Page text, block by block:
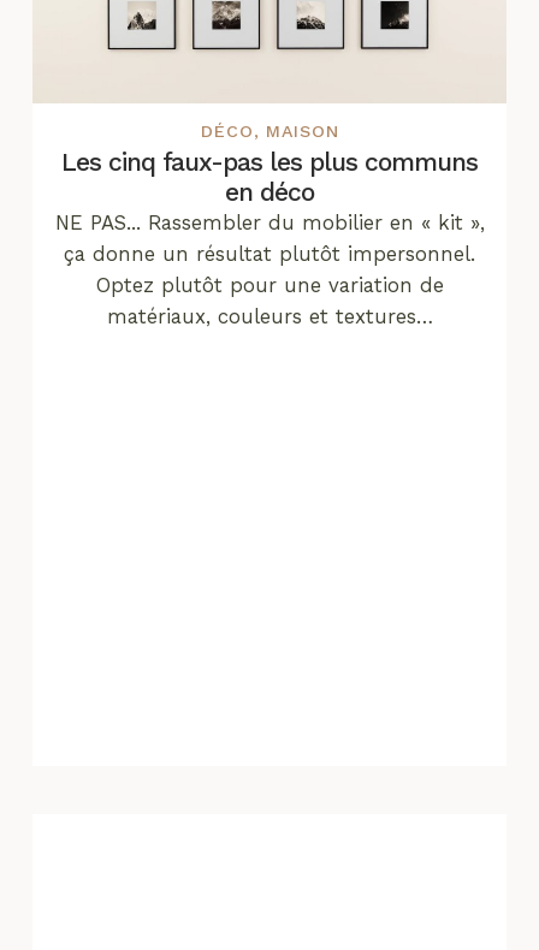
DÉCO, MAISON
Les cinq faux-pas les plus communs
en déco
NE PAS... Rassembler du mobilier en « kit »,
ça donne un résultat plutôt impersonnel.
Optez plutôt pour une variation de
matériaux, couleurs et textures…